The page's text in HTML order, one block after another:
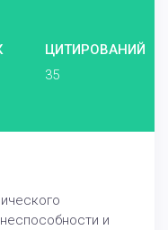
ЦИТИРОВАНИЙ
35
и